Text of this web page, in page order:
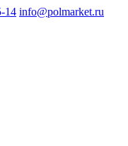
14 info@polmarket.ru